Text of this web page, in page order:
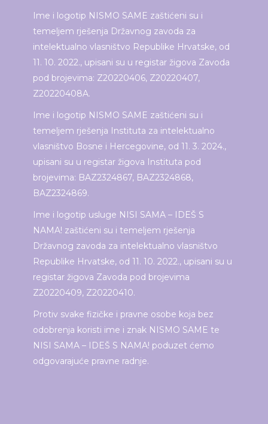
Ime i logotip NISMO SAME zaštićeni su i
temeljem rješenja Državnog zavoda za
intelektualno vlasništvo Republike Hrvatske, od
11. 10. 2022., upisani su u registar žigova Zavoda
pod brojevima: Z20220406, Z20220407,
Z20220408A.
Ime i logotip NISMO SAME zaštićeni su i
temeljem rješenja Instituta za intelektualno
vlasništvo Bosne i Hercegovine, od 11. 3. 2024.,
upisani su u registar žigova Instituta pod
brojevima: BAZ2324867, BAZ2324868,
BAZ2324869.
Ime i logotip usluge NISI SAMA – IDEŠ S
NAMA! zaštićeni su i temeljem rješenja
Državnog zavoda za intelektualno vlasništvo
Republike Hrvatske, od 11. 10. 2022., upisani su u
registar žigova Zavoda pod brojevima
Z20220409, Z20220410.
Protiv svake fizičke i pravne osobe koja bez
odobrenja koristi ime i znak NISMO SAME te
NISI SAMA – IDEŠ S NAMA! poduzet ćemo
odgovarajuće pravne radnje.